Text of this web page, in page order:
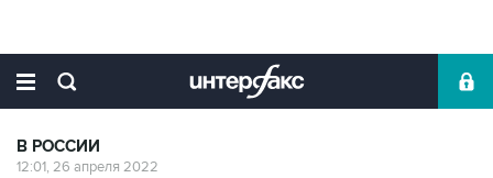
В РОССИИ
12:01, 26 апреля 2022